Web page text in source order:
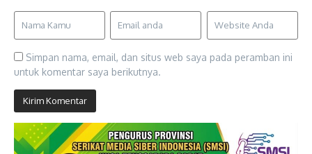
Simpan nama, email, dan situs web saya pada peramban ini
untuk komentar saya berikutnya.